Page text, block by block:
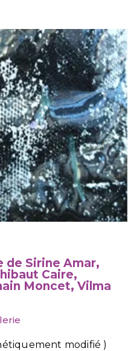
Sirine Amar,
Caire,
Moncet, Vilma
modifié )